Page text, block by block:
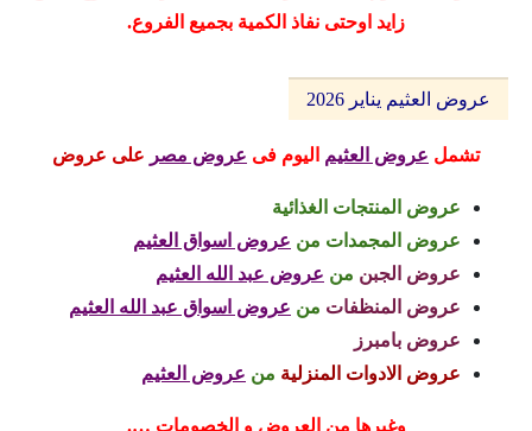
زايد اوحتى نفاذ الكمية بجميع الفروع.
عروض العثيم يناير 2026
تشمل عروض العثيم اليوم فى عروض مصر على عروض
عروض المنتجات الغذائية
عروض المجمدات من عروض اسواق العثيم
عروض الجبن من عروض عبد الله العثيم
عروض المنظفات من عروض اسواق عبد الله العثيم
عروض بامبرز
عروض الادوات المنزلية من عروض العثيم
وغيرها من العروض و الخصومات ….